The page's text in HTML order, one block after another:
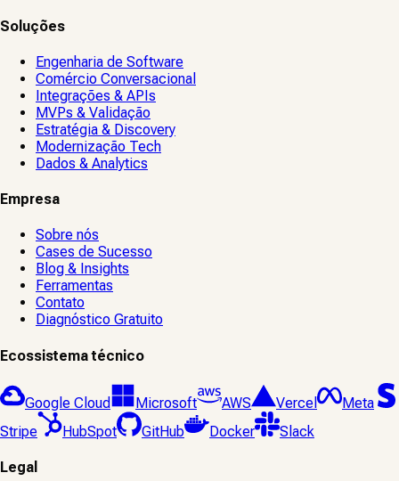
Soluções
Engenharia de Software
Comércio Conversacional
Integrações & APIs
MVPs & Validação
Estratégia & Discovery
Modernização Tech
Dados & Analytics
Empresa
Sobre nós
Cases de Sucesso
Blog & Insights
Ferramentas
Contato
Diagnóstico Gratuito
Ecossistema técnico
Google Cloud Microsoft AWS Vercel
Meta
Stripe
HubSpot GitHub Docker Slack
Legal